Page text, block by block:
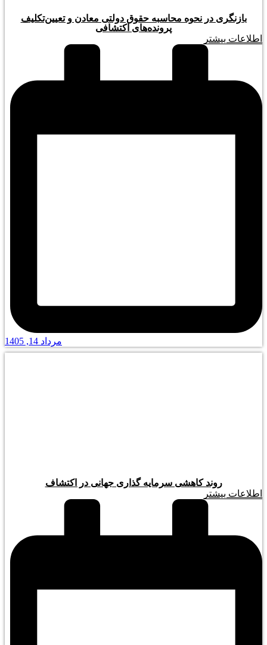
بازنگری در نحوه محاسبه حقوق دولتی معادن و تعیین‌تکلیف
پرونده‌های اکتشافی
اطلاعات بیشتر
مرداد 14, 1405
روند کاهشی سرمایه گذاری جهانی در اکتشاف
اطلاعات بیشتر